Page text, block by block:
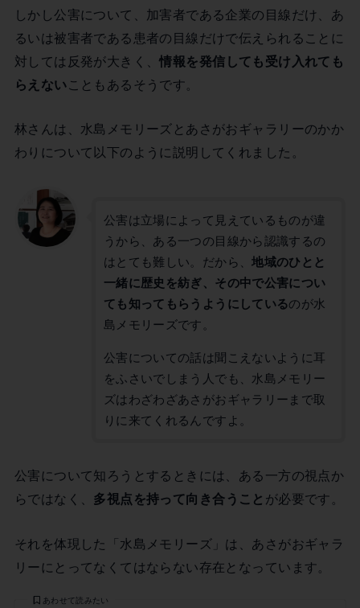
しかし公害について、加害者である企業の目線だけ、あ
るいは被害者である患者の目線だけで伝えられることに
対しては反発が大きく、情報を発信しても受け入れても
らえない こともあるそうです。
林さんは、水島メモリーズとあさがおギャラリーのかか
わりについて以下のように説明してくれました。
公害は立場によって見えているものが違
うから、ある一つの目線から認識するの
はとても難しい。だから、地域のひとと
一緒に歴史を紡ぎ、その中で公害につい
ても知ってもらうようにしているのが水
島メモリーズです。
公害についての話は聞こえないように耳
をふさいでしまう人でも、水島メモリー
ズはわざわざあさがおギャラリーまで取
りに来てくれるんですよ。
公害について知ろうとするときには、ある一方の視点か
らではなく、 多視点を持って向き合うこと が必要です。
それを体現した「水島メモリーズ」は、あさがおギャラ
リーにとってなくてはならない存在となっています。
あわせて読みたい